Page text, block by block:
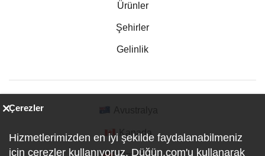
Ürünler
Şehirler
Gelinlik
Kanada
Çerezler
Hizmetlerimizden en iyi şekilde faydalanabilmeniz
için çerezler kullanıyoruz. Düğün.com'u kullanarak